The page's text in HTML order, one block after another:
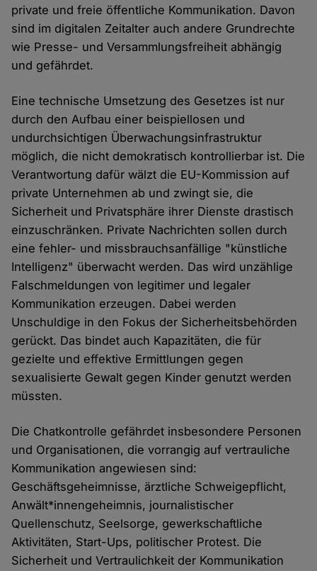
private und freie öffentliche Kommunikation. Davon
sind im digitalen Zeitalter auch andere Grundrechte
wie Presse- und Versammlungsfreiheit abhängig
und gefährdet.
Eine technische Umsetzung des Gesetzes ist nur
durch den Aufbau einer beispiellosen und
undurchsichtigen Überwachungsinfrastruktur
möglich, die nicht demokratisch kontrollierbar ist. Die
Verantwortung dafür wälzt die EU-Kommission auf
private Unternehmen ab und zwingt sie, die
Sicherheit und Privatsphäre ihrer Dienste drastisch
einzuschränken. Private Nachrichten sollen durch
eine fehler- und missbrauchsanfällige "künstliche
Intelligenz" überwacht werden. Das wird unzählige
Falschmeldungen von legitimer und legaler
Kommunikation erzeugen. Dabei werden
Unschuldige in den Fokus der Sicherheitsbehörden
gerückt. Das bindet auch Kapazitäten, die für
gezielte und effektive Ermittlungen gegen
sexualisierte Gewalt gegen Kinder genutzt werden
müssten.
Die Chatkontrolle gefährdet insbesondere Personen
und Organisationen, die vorrangig auf vertrauliche
Kommunikation angewiesen sind:
Geschäftsgeheimnisse, ärztliche Schweigepflicht,
Anwält*innengeheimnis, journalistischer
Quellenschutz, Seelsorge, gewerkschaftliche
Aktivitäten, Start-Ups, politischer Protest. Die
Sicherheit und Vertraulichkeit der Kommunikation